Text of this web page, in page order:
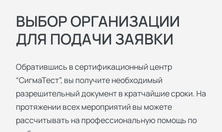
ВЫБОР ОРГАНИЗАЦИИ
ДЛЯ ПОДАЧИ ЗАЯВКИ
Обратившись в сертификационный центр
“СигмаТест”, вы получите необходимый
разрешительный документ в кратчайшие сроки. На
протяжении всех мероприятий вы можете
рассчитывать на профессиональную помощь по